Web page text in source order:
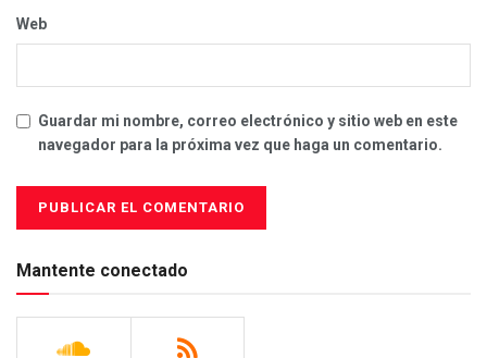
Web
Guardar mi nombre, correo electrónico y sitio web en este
navegador para la próxima vez que haga un comentario.
Mantente conectado